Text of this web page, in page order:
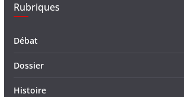
Rubriques
Débat
Dossier
Histoire